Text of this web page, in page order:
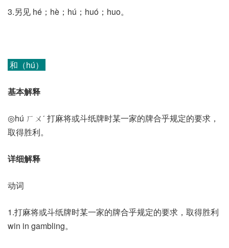
3.另见 hé；hè；hú；huó；huo。
和（hú）
基本解释
◎hú ㄏㄨˊ 打麻将或斗纸牌时某一家的牌合乎规定的要求，
取得胜利。
详细解释
动词
1.打麻将或斗纸牌时某一家的牌合乎规定的要求，取得胜利
win in gambling。